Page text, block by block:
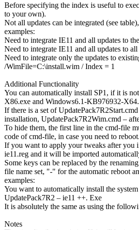
Before specifying the index is useful to
to your own).
Not all updates can be integrated (see
examples:
Need to integrate IE11 and all updates to
Need to integrate IE11 and all updates to
Need to integrate only the updates to
/WimFile=C:\install.wim / Index = 1
Additional Functionality
You can automatically install SP1, if it is
X86.exe and Windows6.1-KB976932-
If there is a set of
installation, UpdatePack7R2Wim.cmd –
To hide them, the first line in the cmd-file
code of cmd-file, in case you need to
If you want to apply your tweaks after you
ie11.reg and it will be imported
Some keys can be replaced by the
file name set, "-" for the automatic reboot
examples:
You want to automatically install the
UpdatePack7R2 – ie11 ++. Exe
It is absolutely the same as using the
Notes